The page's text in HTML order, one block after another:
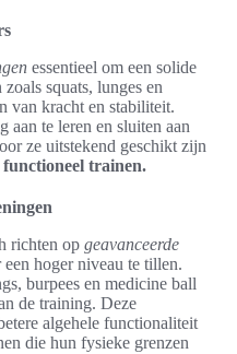
essentieel om een solide
squats, lunges en
van kracht en stabiliteit.
aan te leren en sluiten aan
ze uitstekend geschikt zijn
functioneel trainen.
richten op geavanceerde
hoger niveau te tillen.
burpees en medicine ball
de training. Deze
algehele functionaliteit
die hun fysieke grenzen